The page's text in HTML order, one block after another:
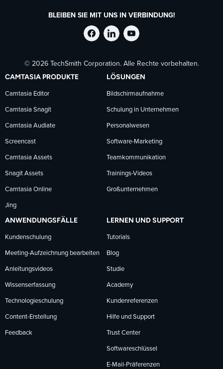
BLEIBEN SIE MIT UNS IN VERBINDUNG!
TechSmith
auf
Facebook
folgen
TechSmith
auf
LinkedIn
folgen
TechSmith
auf
YouTube
folgen
© 2026 TechSmith Corporation. Alle Rechte vorbehalten.
CAMTASIA PRODUKTE
Camtasia Editor
Camtasia Snagit
Camtasia Audiate
Screencast
Camtasia Assets
Snagit Assets
Camtasia Online
Jing
LÖSUNGEN
Bildschirmaufnahme
Schulung in Unternehmen
Personalwesen
Software-Marketing
Teamkommunikation
Trainings-Videos
Großunternehmen
ANWENDUNGSFÄLLE
Kundenschulung
Meeting-Aufzeichnung bearbeiten
Anleitungsvideos
Wissenserfassung
Technologieschulung
Content-Erstellung
Feedback
LERNEN UND SUPPORT
Tutorials
Blog
Studie
Academy
Kundenreferenzen
Hilfe und Support
Trust Center
Softwareschlüssel
E-Mail-Präferenzen